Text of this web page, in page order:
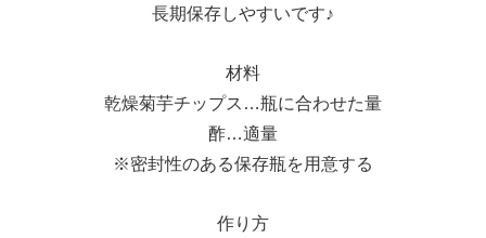
長期保存しやすいです♪
材料
乾燥菊芋チップス…瓶に合わせた量
酢…適量
※密封性のある保存瓶を用意する
作り方